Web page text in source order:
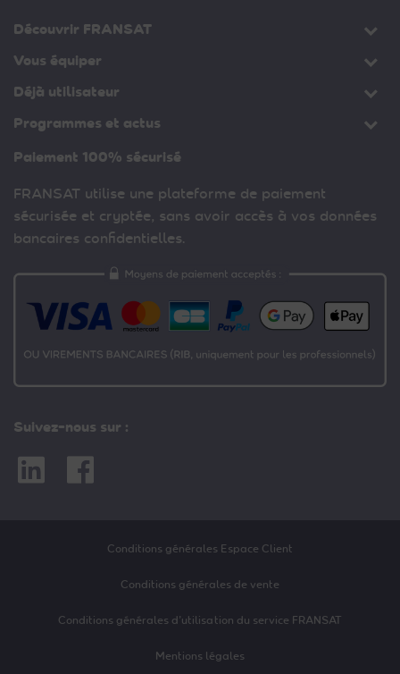
Découvrir FRANSAT
Vous équiper
Déjà utilisateur
Programmes et actus
Paiement 100% sécurisé
FRANSAT utilise une plateforme de paiement
sécurisée et cryptée, sans avoir accès à vos données
bancaires confidentielles.
Suivez-nous sur :
LinkedinFacebook
Conditions générales Espace Client
Conditions générales de vente
Conditions générales d’utilisation du service FRANSAT
Mentions légales